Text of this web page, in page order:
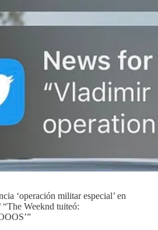
‘operación militar especial’ en
Weeknd tuiteó: